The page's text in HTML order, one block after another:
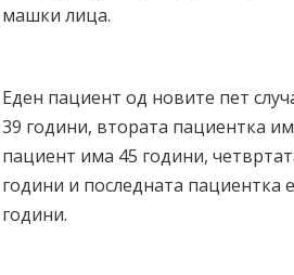
машки лица.
Еден пациент од новите пет
39 години, втората пациентка
пациент има 45 години,
години и последната пациентка
години.